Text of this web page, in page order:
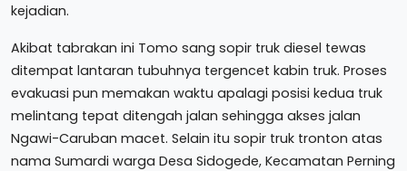
kejadian.
Akibat tabrakan ini Tomo sang sopir truk diesel tewas
ditempat lantaran tubuhnya tergencet kabin truk. Proses
evakuasi pun memakan waktu apalagi posisi kedua truk
melintang tepat ditengah jalan sehingga akses jalan
Ngawi-Caruban macet. Selain itu sopir truk tronton atas
nama Sumardi warga Desa Sidogede, Kecamatan Perning